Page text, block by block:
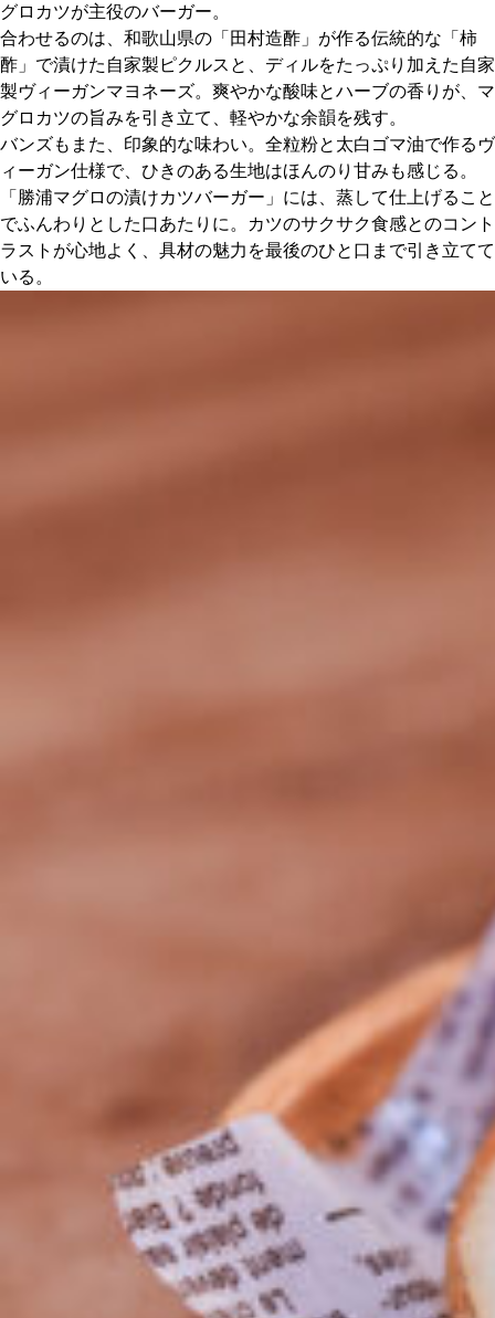
グロカツが主役のバーガー。
合わせるのは、和歌山県の「田村造酢」が作る伝統的な「柿
酢」で漬けた自家製ピクルスと、ディルをたっぷり加えた自家
製ヴィーガンマヨネーズ。爽やかな酸味とハーブの香りが、マ
グロカツの旨みを引き立て、軽やかな余韻を残す。
バンズもまた、印象的な味わい。全粒粉と太白ゴマ油で作るヴ
ィーガン仕様で、ひきのある生地はほんのり甘みも感じる。
「勝浦マグロの漬けカツバーガー」には、蒸して仕上げること
でふんわりとした口あたりに。カツのサクサク食感とのコント
ラストが心地よく、具材の魅力を最後のひと口まで引き立てて
いる。